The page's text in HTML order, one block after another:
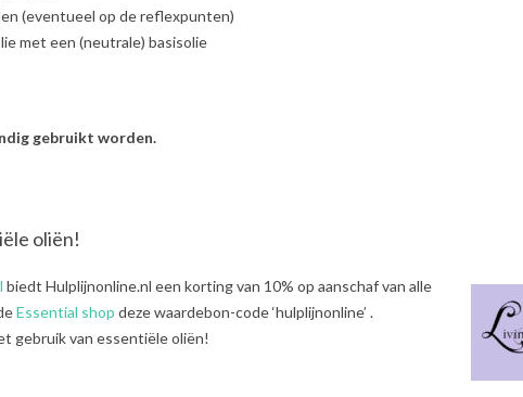
(eventueel op de reflexpunten)
met een (neutrale) basisolie
gebruikt worden.
oliën!
biedt Hulplijnonline.nl een korting van 10% op aanschaf van alle
Essential shop deze waardebon-code ‘hulplijnonline’ .
gebruik van essentiële oliën!